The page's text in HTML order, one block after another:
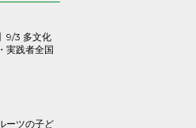
9/3 多文化
実践者全国
ーツの子ど